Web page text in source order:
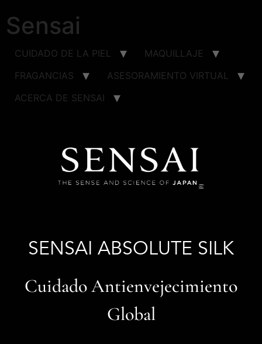
Sensai
CUIDADO DE LA PIEL
MAQUILLAJE
FRAGANCIAS
ASESORAMIENTO VIRTUAL
ACERCA DE SENSAI
SENSAI ABSOLUTE SILK
Cuidado Antienvejecimiento
Global